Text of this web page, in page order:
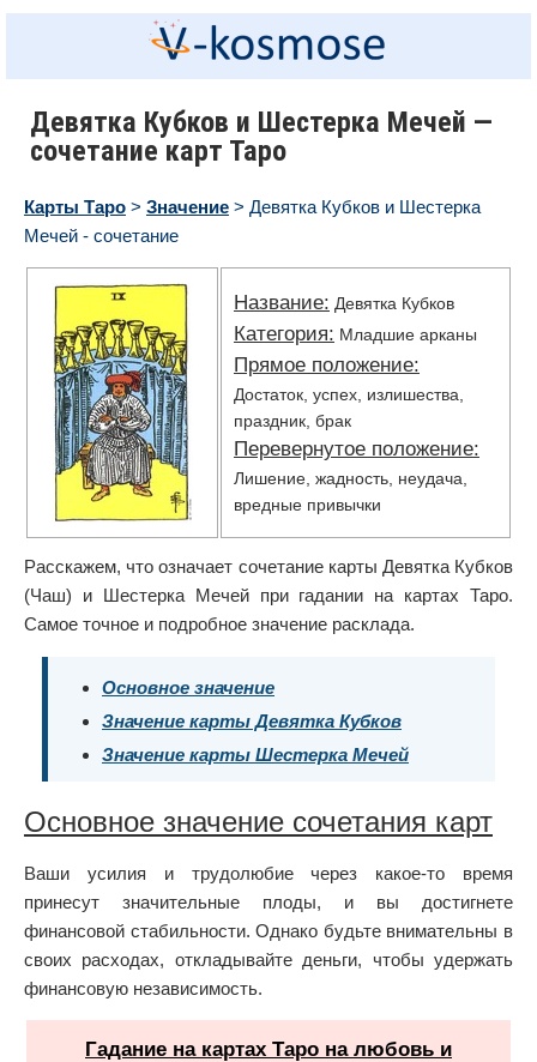
Девятка Кубков и Шестерка Мечей —
сочетание карт Таро
Карты Таро > Значение > Девятка Кубков и Шестерка
Мечей - сочетание
Название: Девятка Кубков
Категория: Младшие арканы
Прямое положение:
Достаток, успех, излишества,
праздник, брак
Перевернутое положение:
Лишение, жадность, неудача,
вредные привычки
Расскажем, что означает сочетание карты Девятка Кубков
(Чаш) и Шестерка Мечей при гадании на картах Таро.
Самое точное и подробное значение расклада.
Основное значение
Значение карты Девятка Кубков
Значение карты Шестерка Мечей
Основное значение сочетания карт
Ваши усилия и трудолюбие через какое-то время
принесут значительные плоды, и вы достигнете
финансовой стабильности. Однако будьте внимательны в
своих расходах, откладывайте деньги, чтобы удержать
финансовую независимость.
Гадание на картах Таро на любовь и